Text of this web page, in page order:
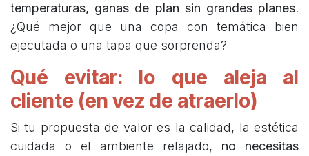
temperaturas, ganas de plan sin grandes planes.
¿Qué mejor que una copa con temática bien
ejecutada o una tapa que sorprenda?
Qué evitar: lo que aleja al
cliente (en vez de atraerlo)
Si tu propuesta de valor es la calidad, la estética
cuidada o el ambiente relajado, no necesitas